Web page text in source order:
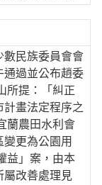
民族委員會會
通過並公布趙委
所提：「糾正
計畫法定程序之
蘭農田水利會
變更為公園用
益」案，由本
屬改善處理見